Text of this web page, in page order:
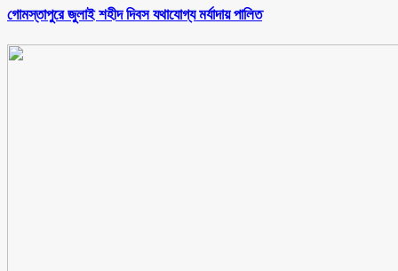
গোমস্তাপুরে জুলাই শহীদ দিবস যথাযোগ্য মর্যাদায় পালিত